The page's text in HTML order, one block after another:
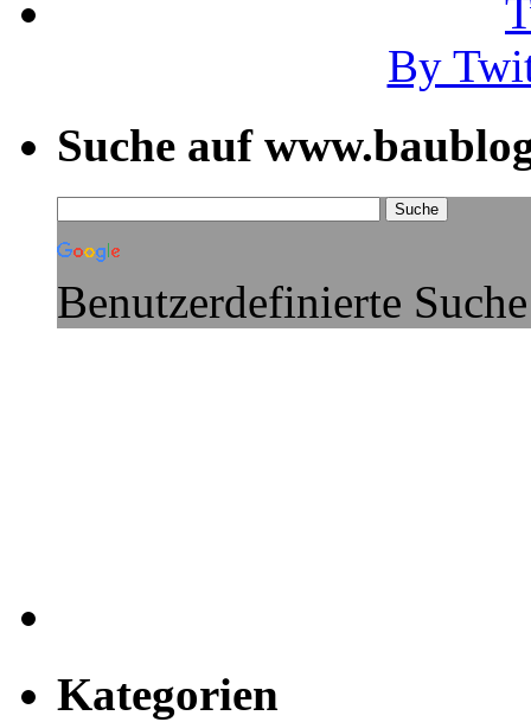
By
Suche auf
Benutzerdefinierte Suche
Kategorien